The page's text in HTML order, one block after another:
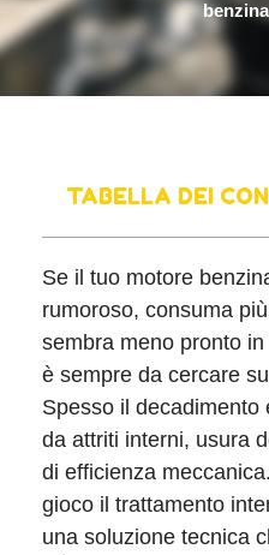
TABELLA DEI
Se il tuo motore
rumoroso, consuma
sembra meno pronto
è sempre da cercare
Spesso il
da attriti interni, usura
di efficienza
gioco il trattamento
una soluzione tecnica